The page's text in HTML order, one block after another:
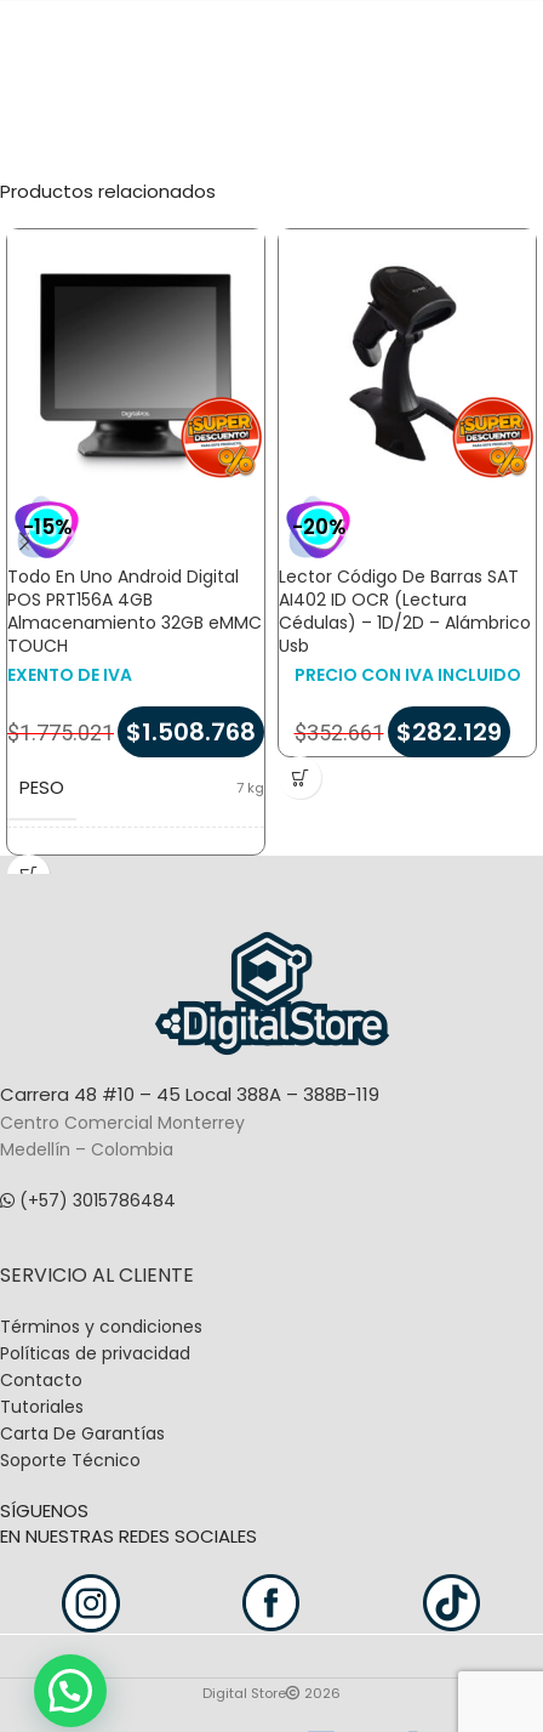
Productos relacionados
-15%
Todo En Uno Android Digital
POS PRT156A 4GB
Almacenamiento 32GB eMMC
TOUCH
EXENTO DE IVA
$1.775.021 $1.508.768
PESO 7 kg
DIMENSIONES
Digital POS
SISTEMA OPERATIVO Android
-20%
Lector Código De Barras SAT
AI402 ID OCR (Lectura
Cédulas) – 1D/2D – Alámbrico
Usb
PRECIO CON IVA INCLUIDO
$352.661 $282.129
Carrera 48 #10 – 45 Local 388A – 388B-119
Centro Comercial Monterrey
Medellín – Colombia
(+57) 3015786484
SERVICIO AL CLIENTE
Términos y condiciones
Políticas de privacidad
Contacto
Tutoriales
Carta De Garantías
Soporte Técnico
SÍGUENOS
EN NUESTRAS REDES SOCIALES
Digital Store 2026